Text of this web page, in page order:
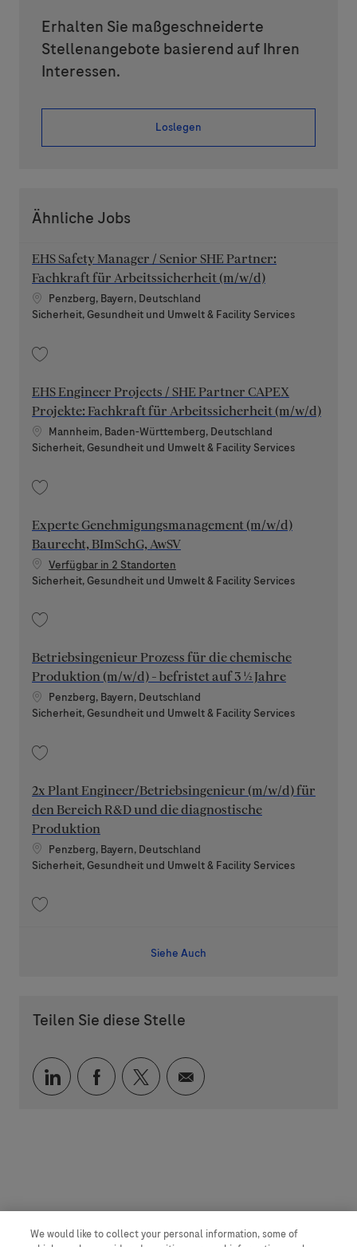
Erhalten Sie maßgeschneiderte
Stellenangebote basierend auf Ihren
Interessen.
Loslegen
Ähnliche Jobs
EHS Safety Manager / Senior SHE Partner:
Fachkraft für Arbeitssicherheit (m/w/d)
Standort
Penzberg, Bayern, Deutschland
Kategorie
Sicherheit, Gesundheit und Umwelt & Facility Services
EHS Engineer Projects / SHE Partner CAPEX
Projekte: Fachkraft für Arbeitssicherheit (m/w/d)
Standort
Mannheim, Baden-Württemberg, Deutschland
Kategorie
Sicherheit, Gesundheit und Umwelt & Facility Services
Experte Genehmigungsmanagement (m/w/d)
Baurecht, BImSchG, AwSV
Verfügbar in 2 Standorten
Kategorie
Sicherheit, Gesundheit und Umwelt & Facility Services
Betriebsingenieur Prozess für die chemische
Produktion (m/w/d) - befristet auf 3 ½ Jahre
Standort
Penzberg, Bayern, Deutschland
Kategorie
Sicherheit, Gesundheit und Umwelt & Facility Services
2x Plant Engineer/Betriebsingenieur (m/w/d) für
den Bereich R&D und die diagnostische
Produktion
Standort
Penzberg, Bayern, Deutschland
Kategorie
Sicherheit, Gesundheit und Umwelt & Facility Services
Siehe Auch
Teilen Sie diese Stelle
Über LinkedIn teilen
Über Facebook teilen
Über Twitter teilen
Per E-Mail teilen
We would like to collect your personal information, some of